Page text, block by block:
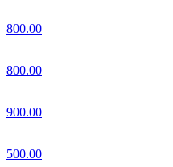
800.00
800.00
900.00
500.00